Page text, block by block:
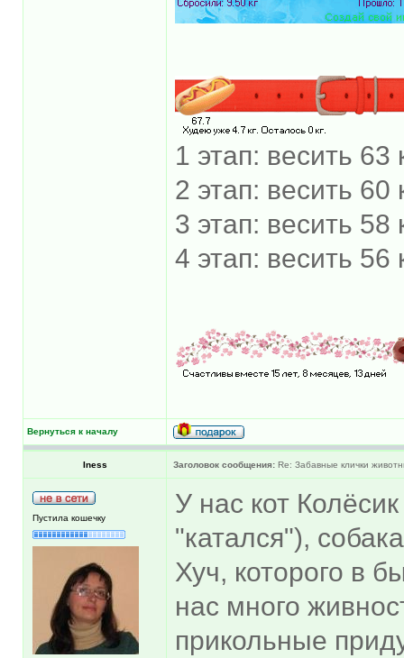
1 этап: весить 63
2 этап: весить 60
3 этап: весить 58
4 этап: весить 56
Вернуться к началу
Iness Заголовок сообщения: Re: Забавные клички
Пустила кошечку
У нас кот
"катался"),
Хуч, которого в
нас много
прикольные